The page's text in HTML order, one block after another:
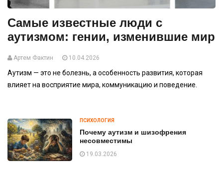
Самые известные люди с
аутизмом: гении, изменившие мир
Артем Фактин 10.04.2026
Аутизм — это не болезнь, а особенность развития, которая
влияет на восприятие мира, коммуникацию и поведение.
ПСИХОЛОГИЯ
Почему аутизм и шизофрения
несовместимы
19.03.2026